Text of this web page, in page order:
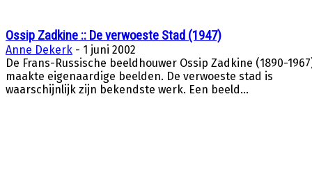
Ossip Zadkine :: De verwoeste Stad (1947)
Anne Dekerk - 1 juni 2002
De Frans-Russische beeldhouwer Ossip Zadkine (1890-
maakte eigenaardige beelden. De verwoeste stad is
waarschijnlijk zijn bekendste werk. Een beeld...